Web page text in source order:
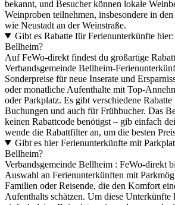
bekannt, und Besucher können lokale
Weinproben teilnehmen, insbesondere in
wie Neustadt an der Weinstraße.
Gibt es Rabatte für Ferienunterkünfte
Bellheim?
Auf FeWo-direkt findest du großartige
Verbandsgemeinde Bellheim-
Sonderpreise für neue Inserate und
oder monatliche Aufenthalte mit Top-
oder Parkplatz. Es gibt verschiedene
Buchungen und auch für Frühbucher. Das
keinen Rabattcode benötigst – gib einfach
wende die Rabattfilter an, um die besten
Gibt es hier Ferienunterkünfte mit
Bellheim?
Verbandsgemeinde Bellheim : FeWo-direkt
Auswahl an Ferienunterkünften mit
Familien oder Reisende, die den Komfort
Aufenthalts schätzen. Um diese